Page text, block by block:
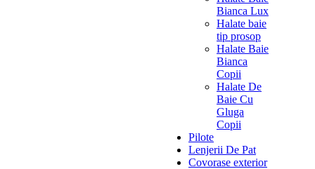
Bianca Lux
Halate baie
tip prosop
Halate Baie
Bianca
Copii
Halate De
Baie Cu
Gluga
Copii
Pilote
Lenjerii De Pat
Covorase exterior